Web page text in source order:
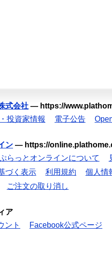
式会社 — https://
投資家情報 電子公告
ン — https://
らっとオンラインについて
づく表示
利用規約 個人情
ご注文の取り消し
ア
ント
Facebook公式ページ